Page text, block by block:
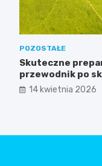
POZOSTAŁE
Skuteczne
przewodnik po
ochrony
14 kwietnia 2026